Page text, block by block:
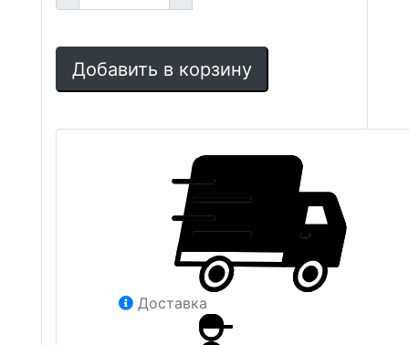
Добавить в корзину
Доставка